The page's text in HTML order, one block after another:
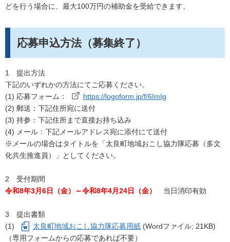
どを行う場合に、最大100万円の補助金を受給できます。
応募申込方法（募集終了）
1 提出方法
下記のいずれかの方法にてご応募ください。
(1) 応募フォーム：
https://logoform.jp/f/6ImIg
(2) 郵送：下記住所宛に送付
(3) 持参：下記住所まで直接お持ち込み
(4) メール：下記メールアドレス宛に添付にて送付
※メールの場合はタイトルを「太良町地域おこし協力隊応募（多文
化共生推進員）」としてください。
2 受付期間
令和8年3月6日（金）～令和8年4月24日（金）
当日消印有効
3 提出書類
(1)
太良町地域おこし協力隊応募用紙 (Wordファイル; 21KB)
（専用フォームからの応募であれば不要）